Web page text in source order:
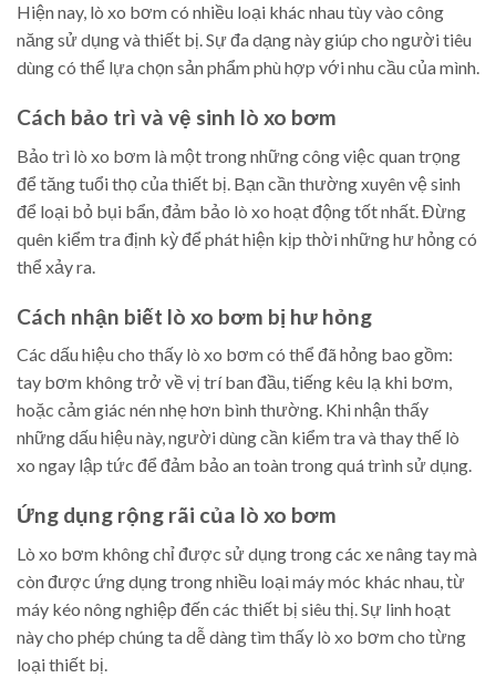
Hiện nay, lò xo bơm có nhiều loại khác nhau tùy vào công
năng sử dụng và thiết bị. Sự đa dạng này giúp cho người tiêu
dùng có thể lựa chọn sản phẩm phù hợp với nhu cầu của mình.
Cách bảo trì và vệ sinh lò xo bơm
Bảo trì lò xo bơm là một trong những công việc quan trọng
để tăng tuổi thọ của thiết bị. Bạn cần thường xuyên vệ sinh
để loại bỏ bụi bẩn, đảm bảo lò xo hoạt động tốt nhất. Đừng
quên kiểm tra định kỳ để phát hiện kịp thời những hư hỏng có
thể xảy ra.
Cách nhận biết lò xo bơm bị hư hỏng
Các dấu hiệu cho thấy lò xo bơm có thể đã hỏng bao gồm:
tay bơm không trở về vị trí ban đầu, tiếng kêu lạ khi bơm,
hoặc cảm giác nén nhẹ hơn bình thường. Khi nhận thấy
những dấu hiệu này, người dùng cần kiểm tra và thay thế lò
xo ngay lập tức để đảm bảo an toàn trong quá trình sử dụng.
Ứng dụng rộng rãi của lò xo bơm
Lò xo bơm không chỉ được sử dụng trong các xe nâng tay mà
còn được ứng dụng trong nhiều loại máy móc khác nhau, từ
máy kéo nông nghiệp đến các thiết bị siêu thị. Sự linh hoạt
này cho phép chúng ta dễ dàng tìm thấy lò xo bơm cho từng
loại thiết bị.